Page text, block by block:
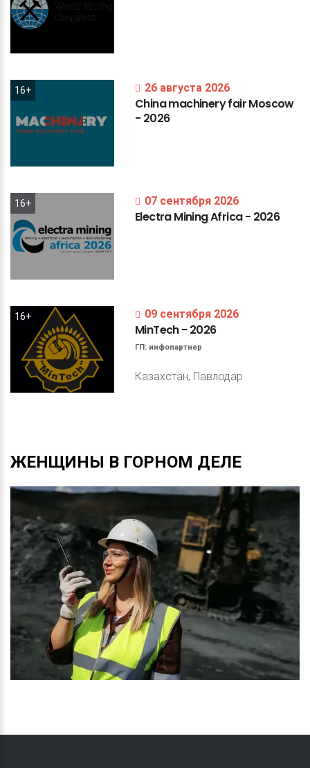
16+ 26 августа 2026
ChinamachineryfairMoscow
- 2026
16+ 07 сентября 2026
ElectraMiningAfrica- 2026
16+ 09 сентября 2026
MinTech- 2026
ГП: инфопартнер
Казахстан, Павлодар
ЖЕНЩИНЫ В ГОРНОМ ДЕЛЕ